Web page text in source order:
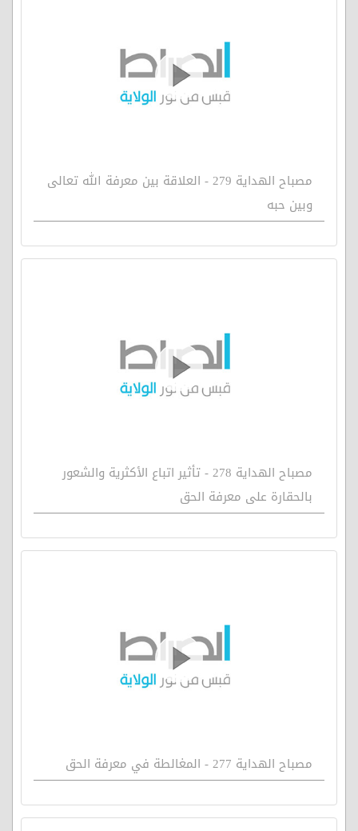
مصباح الهداية 279 - العلاقة بين معرفة الله تعالى
وبين حبه
مصباح الهداية 278 - تأثير اتباع الأكثرية والشعور
بالحقارة على معرفة الحق
مصباح الهداية 277 - المغالطة في معرفة الحق